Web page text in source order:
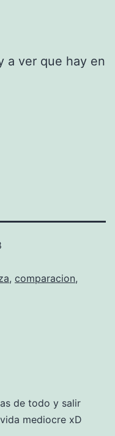
a ver que hay en
, comparacion,
de todo y salir
mediocre xD